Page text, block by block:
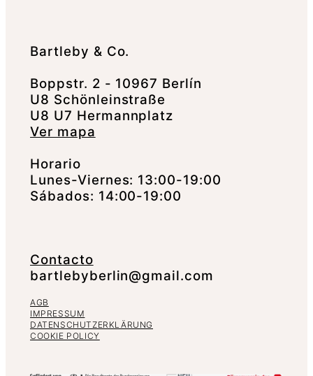
Bartleby & Co.
Boppstr. 2 - 10967 Berlín
U8 Schönleinstraße
U8 U7 Hermannplatz
Ver mapa
Horario
Lunes-Viernes: 13:00-19:00
Sábados: 14:00-19:00
Contacto
bartlebyberlin@gmail.com
AGB
IMPRESSUM
DATENSCHUTZERKLÄRUNG
COOKIE POLICY